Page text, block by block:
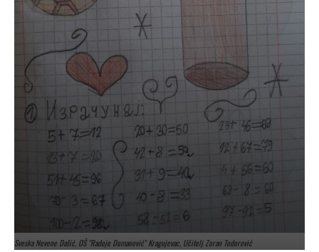
Sveska Nevene Dašić, OŠ "Radoje Domanović" Kragujevac, Učitelj Zoran Todorović